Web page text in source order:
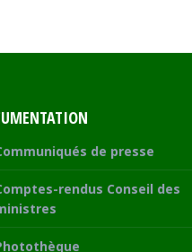
de presse
rendus Conseil des